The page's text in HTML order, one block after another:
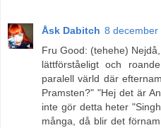
Åsk Dabitch 8 december
Fru Good: (tehehe)
lättförståeligt och
paralell värld där
Pramsten?" "Hej det är
inte gör detta heter
många, då blir det